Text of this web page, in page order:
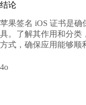
结论
苹果签名 iOS 证书是
具。了解其作用和分类
方式，确保应用能够顺
4o